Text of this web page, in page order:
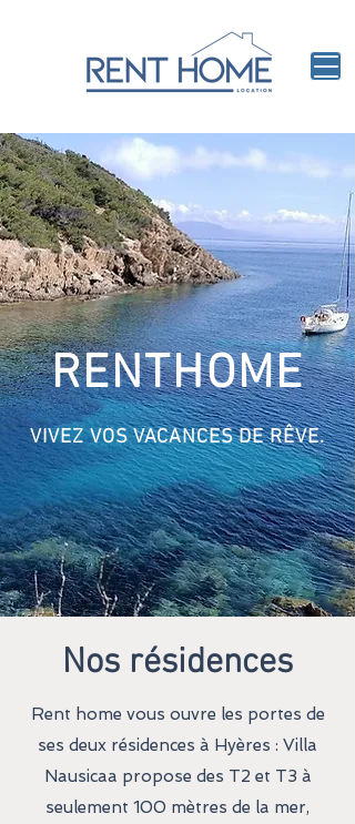
RENTHOME
VIVEZ VOS VACANCES DE RÊVE.
Nos résidences
Rent home vous ouvre les portes de
ses deux résidences à Hyères : Villa
Nausicaa propose des T2 et T3 à
seulement 100 mètres de la mer,